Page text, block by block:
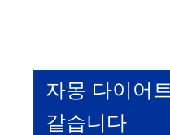
자몽 다이어
같습니다